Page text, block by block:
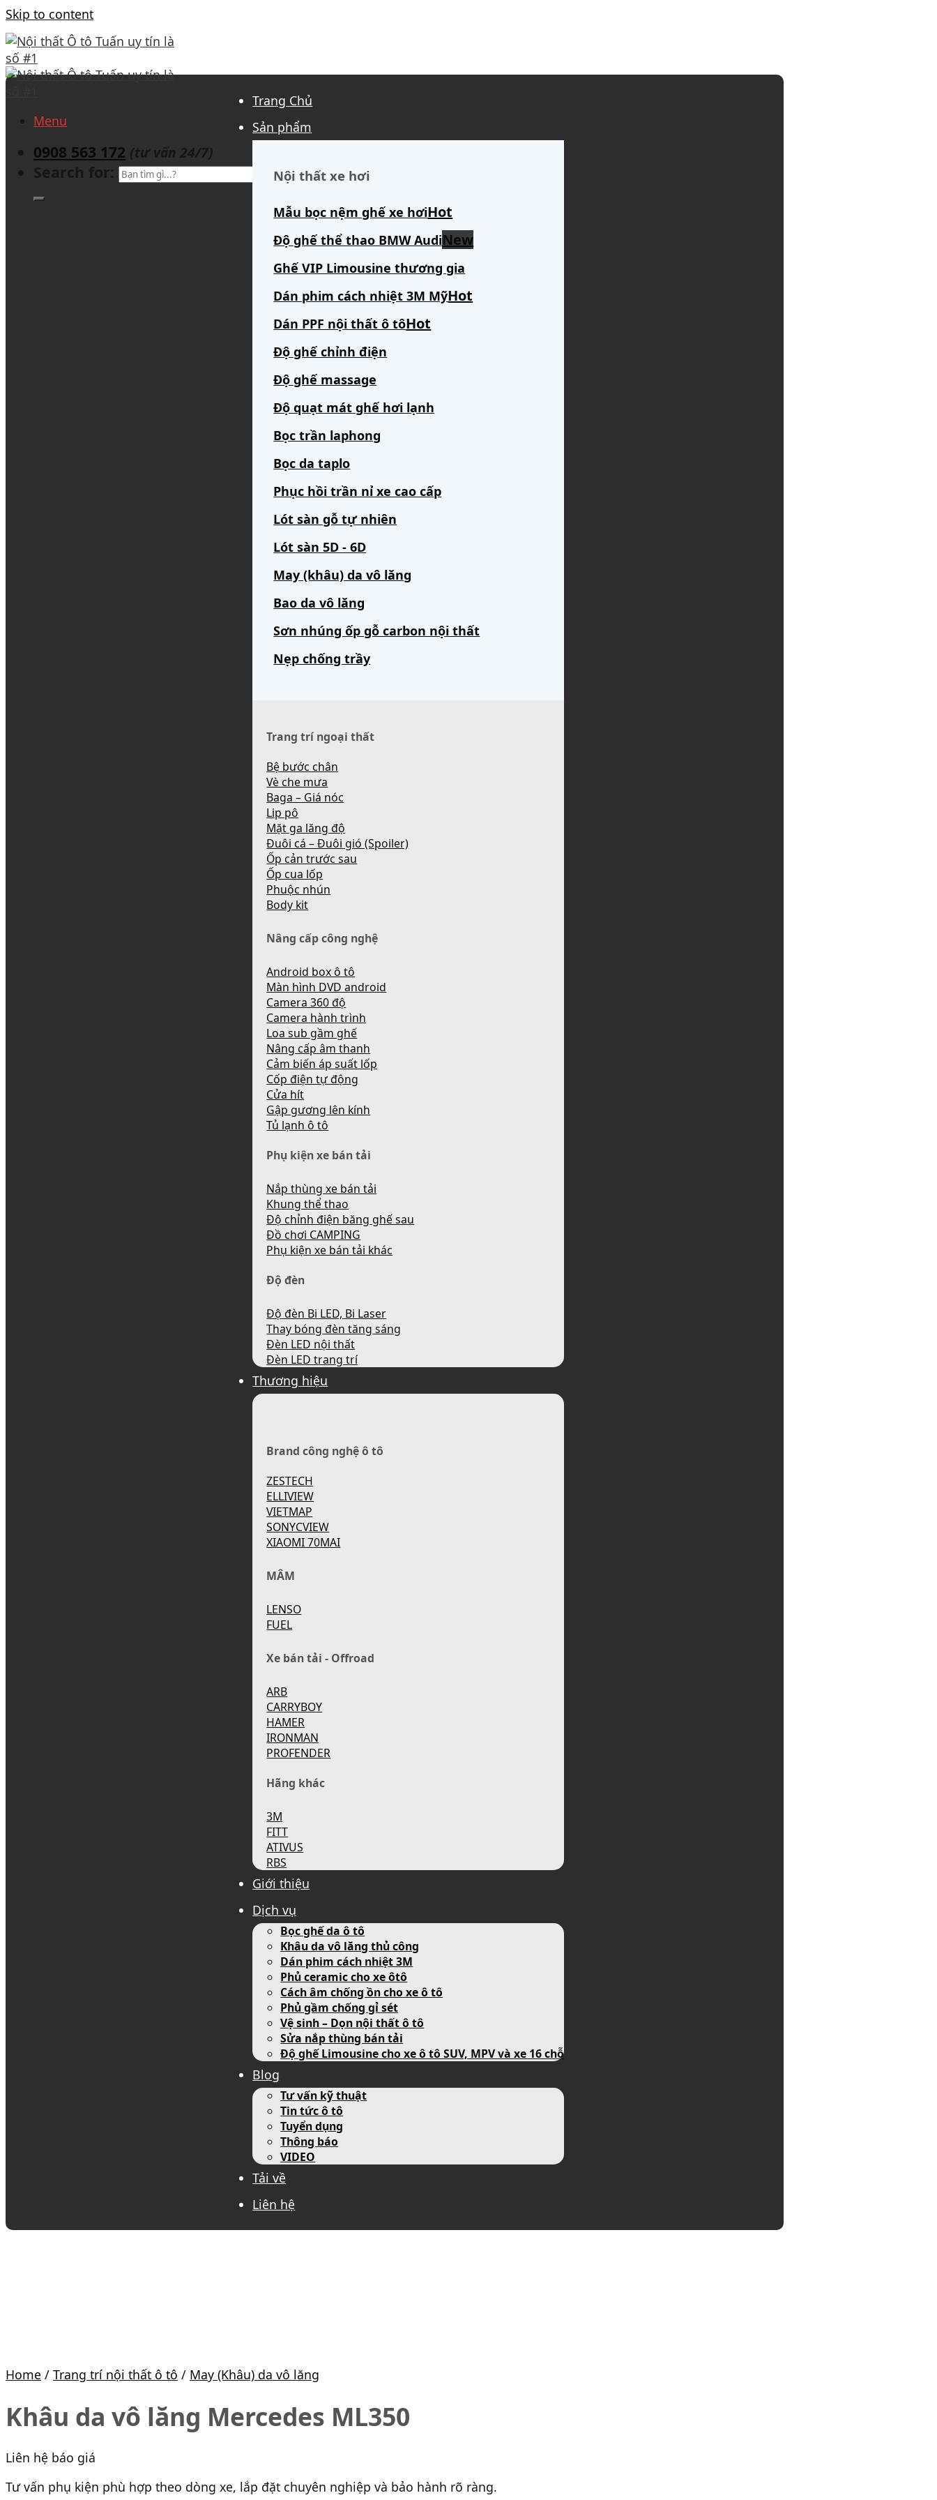
Skip to content
Menu
0908 563 172 (tư vấn 24/7)
Search for:
Trang Chủ
Sản phẩm
Nội thất xe hơi
Mẫu bọc nệm ghế xe hơi
Độ ghế thể thao BMW Audi
Ghế VIP Limousine thương gia
Dán phim cách nhiệt 3M Mỹ
Dán PPF nội thất ô tô
Độ ghế chỉnh điện
Độ ghế massage
Độ quạt mát ghế hơi lạnh
Bọc trần laphong
Bọc da taplo
Phục hồi trần nỉ xe cao cấp
Lót sàn gỗ tự nhiên
Lót sàn 5D - 6D
May (khâu) da vô lăng
Bao da vô lăng
Sơn nhúng ốp gỗ carbon nội thất
Nẹp chống trầy
Trang trí ngoại thất
Bệ bước chân
Vè che mưa
Baga – Giá nóc
Lip pô
Mặt ga lăng độ
Đuôi cá – Đuôi gió (Spoiler)
Ốp cản trước sau
Ốp cua lốp
Phuộc nhún
Body kit
Nâng cấp công nghệ
Android box ô tô
Màn hình DVD android
Camera 360 độ
Camera hành trình
Loa sub gầm ghế
Nâng cấp âm thanh
Cảm biến áp suất lốp
Cốp điện tự động
Cửa hít
Gập gương lên kính
Tủ lạnh ô tô
Phụ kiện xe bán tải
Nắp thùng xe bán tải
Khung thể thao
Độ chỉnh điện băng ghế sau
Đồ chơi CAMPING
Phụ kiện xe bán tải khác
Độ đèn
Độ đèn Bi LED, Bi Laser
Thay bóng đèn tăng sáng
Đèn LED nội thất
Đèn LED trang trí
Thương hiệu
Brand công nghệ ô tô
ZESTECH
ELLIVIEW
VIETMAP
SONYCVIEW
XIAOMI 70MAI
MÂM
LENSO
FUEL
Xe bán tải - Offroad
ARB
CARRYBOY
HAMER
IRONMAN
PROFENDER
Hãng khác
3M
FITT
ATIVUS
RBS
Giới thiệu
Dịch vụ
Bọc ghế da ô tô
Khâu da vô lăng thủ công
Dán phim cách nhiệt 3M
Phủ ceramic cho xe ôtô
Cách âm chống ồn cho xe ô tô
Phủ gầm chống gỉ sét
Vệ sinh – Dọn nội thất ô tô
Sửa nắp thùng bán tải
Độ ghế Limousine cho xe ô tô SUV, MPV và xe 16 chỗ
Blog
Tư vấn kỹ thuật
Tin tức ô tô
Tuyển dụng
Thông báo
VIDEO
Tải về
Liên hệ
Home / Trang trí nội thất ô tô / May (Khâu) da vô lăng
Khâu da vô lăng Mercedes ML350
Liên hệ báo giá
Tư vấn phụ kiện phù hợp theo dòng xe, lắp đặt chuyên nghiệp và bảo hành rõ ràng.